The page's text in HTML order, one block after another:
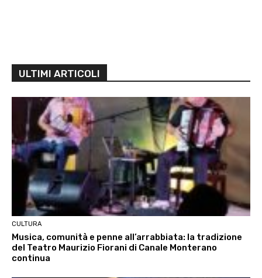
ULTIMI ARTICOLI
CULTURA
Musica, comunità e penne all’arrabbiata: la tradizione
del Teatro Maurizio Fiorani di Canale Monterano
continua